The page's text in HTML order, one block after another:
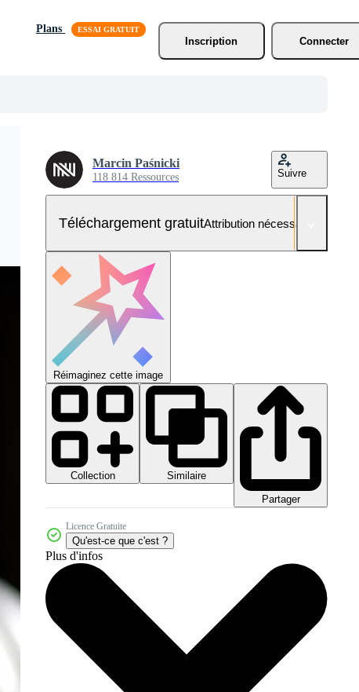
Plans
Inscription
Connecter
Marcin Paśnicki
118 814 Ressources Suivre
Téléchargement gratuitAttribution nécessaire
Réimaginez cette image
Collection
Similaire
Partager
Licence Gratuite
Qu'est-ce que c'est ?
Plus d'infos